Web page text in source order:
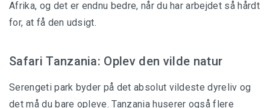
Safari Tanzania
Planlæg din rejse
Pakkeliste
Afrika, og det er endnu bedre, når du har arbejdet så hårdt
for, at få den udsigt.
Safari Tanzania: Oplev den vilde natur
Serengeti park byder på det absolut vildeste dyreliv og
det må du bare opleve. Tanzania huserer også flere